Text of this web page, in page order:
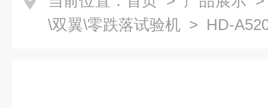
\双翼\零跌落试验机 > HD-